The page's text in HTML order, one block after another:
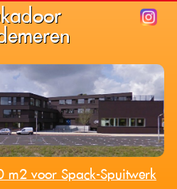
m2 voor Spack-Spuitwerk